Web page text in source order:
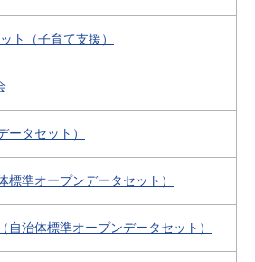
ト（子育て支援）
ータセット）
標準オープンデータセット）
自治体標準オープンデータセット）